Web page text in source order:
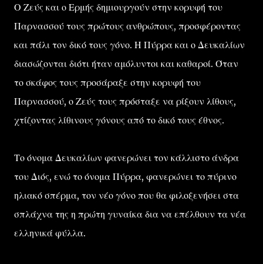
Ο Ζεύς και ο Ερμής δημιουργούν στην κορυφή του
Παρνασσού τους πρώτους ανθρώπους, προσφέροντας
και πάλι τον δικό τους γόνο. Η Πύρρα και ο Δευκαλίων
διασώζονται διότι ήταν αμόλυντοι και καθαροί. Όταν
το σκάφος τους προσάραξε στην κορυφή του
Παρνασσού, ο Ζεύς τους πρόσταξε να ρίξουν λίθους,
χτίζοντας λίθινους γόνους από το δικό τους έθνος.
Το όνομα Δευκαλίων φανερώνει τον κάλλιστο άνδρα
του Διός, ενώ το όνομα Πύρρα, φανερώνει το πύρινο
ηλιακό σπέρμα, τον νέο γόνο που θα φιλοξενήσει στα
σπλάχνα της η πρώτη γυναίκα δια να επέλθουν τα νέα
ελληνικά φύλλα.